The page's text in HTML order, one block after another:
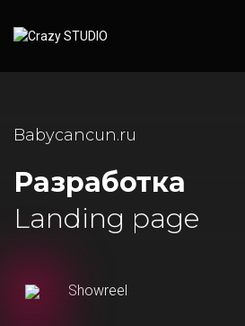
Babycancun.ru
Разработка
Landing page
Showreel